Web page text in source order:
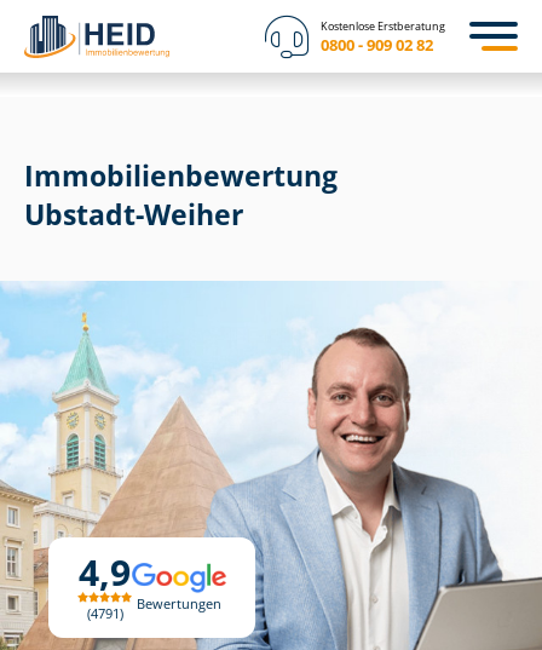
Kostenlose Erstberatung
0800 - 909 02 82
4,9
4791
Bewertungen
Immobilien­bewertung
Ubstadt-Weiher